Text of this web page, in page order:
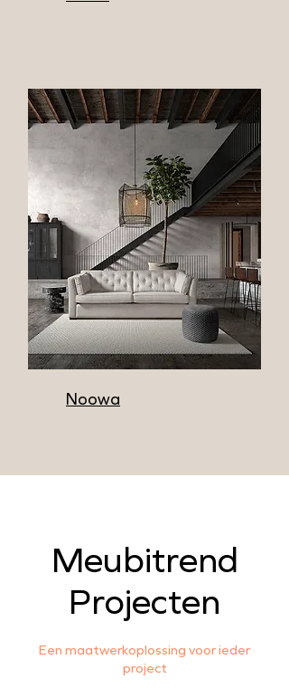
Noowa
Meubitrend
Projecten
Een maatwerkoplossing voor ieder
project